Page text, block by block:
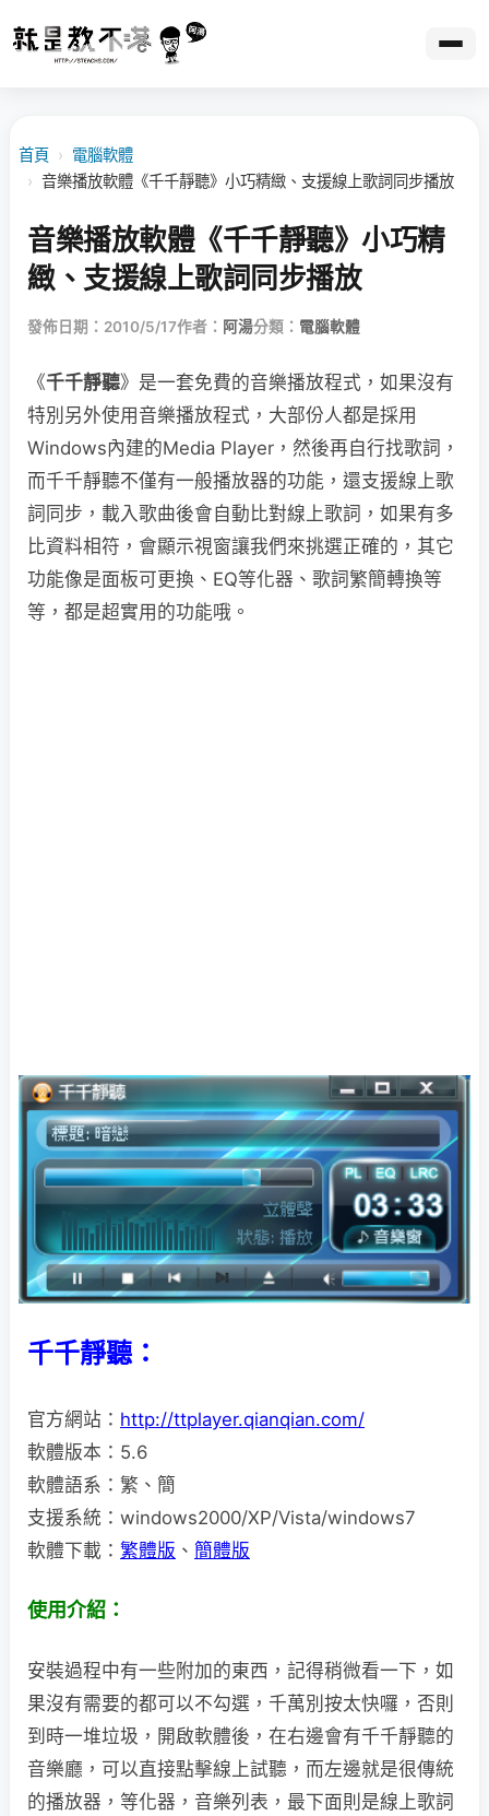
首頁 › 電腦軟體
› 音樂播放軟體《千千靜聽》小巧精緻、支援線上歌詞同步播放
音樂播放軟體《千千靜聽》小巧精
緻、支援線上歌詞同步播放
發佈日期：2010/5/17作者： 阿湯分類： 電腦軟體
《千千靜聽》是一套免費的音樂播放程式，如果沒有
特別另外使用音樂播放程式，大部份人都是採用
Windows內建的Media Player，然後再自行找歌詞，
而千千靜聽不僅有一般播放器的功能，還支援線上歌
詞同步，載入歌曲後會自動比對線上歌詞，如果有多
比資料相符，會顯示視窗讓我們來挑選正確的，其它
功能像是面板可更換、EQ等化器、歌詞繁簡轉換等
等，都是超實用的功能哦。
千千靜聽：
官方網站： http://ttplayer.qianqian.com/
軟體版本：5.6
軟體語系：繁、簡
支援系統：windows2000/XP/Vista/windows7
軟體下載： 繁體版 、 簡體版
使用介紹：
安裝過程中有一些附加的東西，記得稍微看一下，如
果沒有需要的都可以不勾選，千萬別按太快囉，否則
到時一堆垃圾，開啟軟體後，在右邊會有千千靜聽的
音樂廳，可以直接點擊線上試聽，而左邊就是很傳統
的播放器，等化器，音樂列表，最下面則是線上歌詞